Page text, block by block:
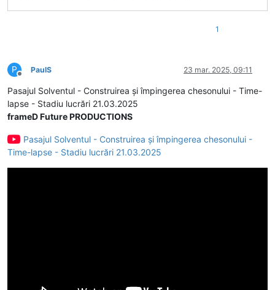
1
P
Deconectat
PaulS 23 mar. 2025, 09:11
Pasajul Solventul - Construirea și împingerea chesonului - Time-
lapse - Stadiu lucrări 21.03.2025
frameD Future PRODUCTIONS
Pasajul Solventul - Construirea și împingerea chesonului -
Time-lapse - Stadiu lucrări 21.03.2025